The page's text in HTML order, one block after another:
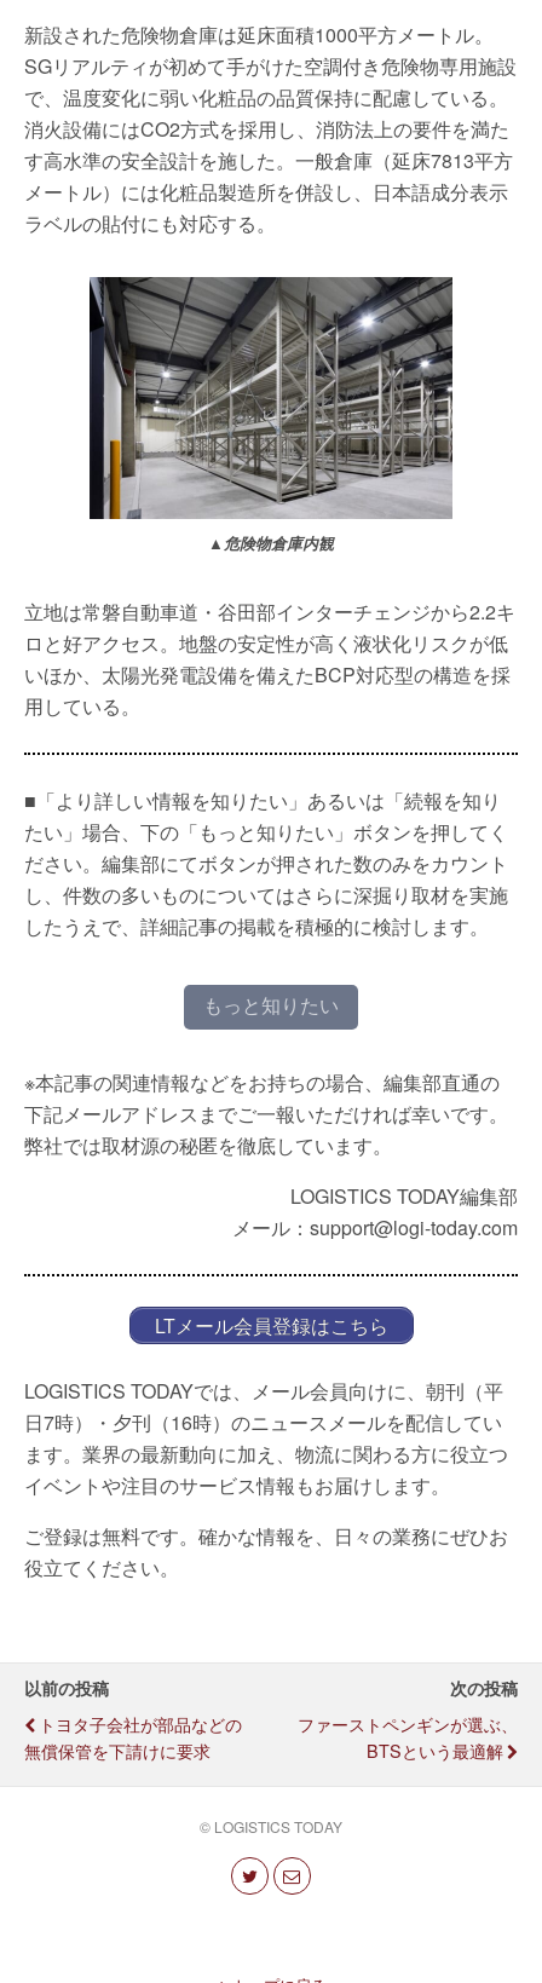
新設された危険物倉庫は延床面積1000平方メートル。
SGリアルティが初めて手がけた空調付き危険物専用施設
で、温度変化に弱い化粧品の品質保持に配慮している。
消火設備にはCO2方式を採用し、消防法上の要件を満た
す高水準の安全設計を施した。一般倉庫（延床7813平方
メートル）には化粧品製造所を併設し、日本語成分表示
ラベルの貼付にも対応する。
▲危険物倉庫内観
立地は常磐自動車道・谷田部インターチェンジから2.2キ
ロと好アクセス。地盤の安定性が高く液状化リスクが低
いほか、太陽光発電設備を備えたBCP対応型の構造を採
用している。
■「より詳しい情報を知りたい」あるいは「続報を知り
たい」場合、下の「もっと知りたい」ボタンを押してく
ださい。編集部にてボタンが押された数のみをカウント
し、件数の多いものについてはさらに深掘り取材を実施
したうえで、詳細記事の掲載を積極的に検討します。
もっと知りたい
※本記事の関連情報などをお持ちの場合、編集部直通の
下記メールアドレスまでご一報いただければ幸いです。
弊社では取材源の秘匿を徹底しています。
LOGISTICS TODAY編集部
メール：support@logi-today.com
LTメール会員登録はこちら
LOGISTICS TODAYでは、メール会員向けに、朝刊（平
日7時）・夕刊（16時）のニュースメールを配信してい
ます。業界の最新動向に加え、物流に関わる方に役立つ
イベントや注目のサービス情報もお届けします。
ご登録は無料です。確かな情報を、日々の業務にぜひお
役立てください。
以前の投稿
トヨタ子会社が部品などの
無償保管を下請けに要求
次の投稿
ファーストペンギンが選ぶ、
BTSという最適解
© LOGISTICS TODAY